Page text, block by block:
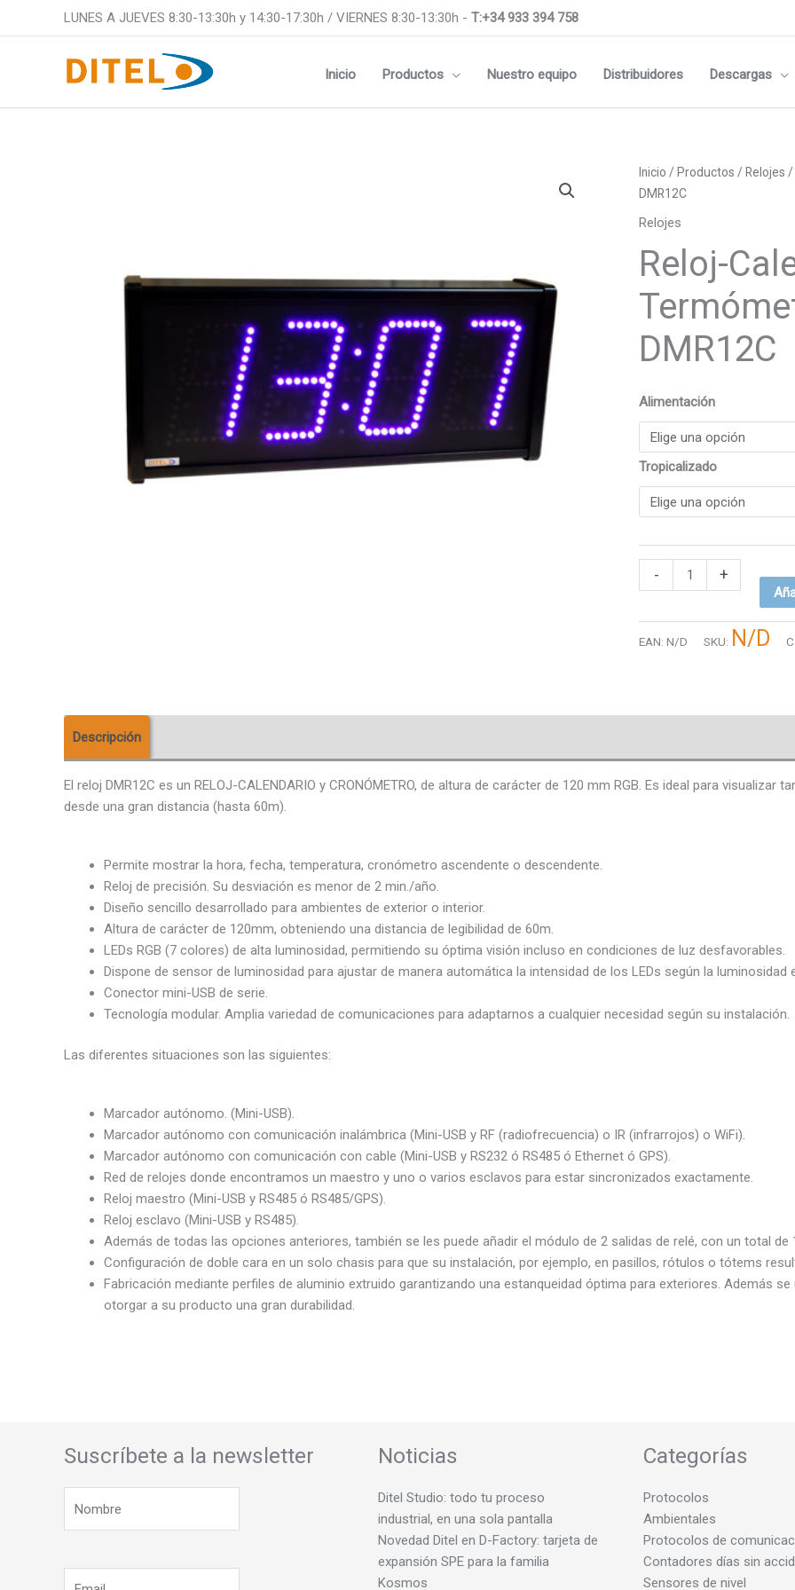
LUNES A JUEVES 8:30-13:30h y 14:30-17:30h / VIERNES 8:30-13:30h - T:+34 933 394 758
Inicio Productos Nuestro equipo Distribuidores Descargas
Inicio / Productos / Relojes /
DMR12C
Relojes
Reloj-
DMR12C
Alimentación
Tropicalizado
-
Reloj-
Calendario-
Cronómetro-
Termómetro
120mm
RGB
DMR12C
cantidad
+
EAN: N/D SKU: N/D
Descripción
El reloj DMR12C es un RELOJ-CALENDARIO y CRONÓMETRO, de altura de carácter de 120 mm RGB. Es ideal para
desde una gran distancia (hasta 60m).
Permite mostrar la hora, fecha, temperatura, cronómetro ascendente o descendente.
Reloj de precisión. Su desviación es menor de 2 min./año.
Diseño sencillo desarrollado para ambientes de exterior o interior.
Altura de carácter de 120mm, obteniendo una distancia de legibilidad de 60m.
LEDs RGB (7 colores) de alta luminosidad, permitiendo su óptima visión incluso en condiciones de luz desfavorables.
Dispone de sensor de luminosidad para ajustar de manera automática la intensidad de los LEDs según la luminosidad
Conector mini-USB de serie.
Tecnología modular. Amplia variedad de comunicaciones para adaptarnos a cualquier necesidad según su instalación.
Las diferentes situaciones son las siguientes:
Marcador autónomo. (Mini-USB).
Marcador autónomo con comunicación inalámbrica (Mini-USB y RF (radiofrecuencia) o IR (infrarrojos) o WiFi).
Marcador autónomo con comunicación con cable (Mini-USB y RS232 ó RS485 ó Ethernet ó GPS).
Red de relojes donde encontramos un maestro y uno o varios esclavos para estar sincronizados exactamente.
Reloj maestro (Mini-USB y RS485 ó RS485/GPS).
Reloj esclavo (Mini-USB y RS485).
Además de todas las opciones anteriores, también se les puede añadir el módulo de 2 salidas de relé, con un total
Configuración de doble cara en un solo chasis para que su instalación, por ejemplo, en pasillos, rótulos o tótems
Fabricación mediante perfiles de aluminio extruido garantizando una estanqueidad óptima para exteriores. Además
otorgar a su producto una gran durabilidad.
Suscríbete a la newsletter Noticias
Ditel Studio: todo tu proceso
industrial, en una sola pantalla
Novedad Ditel en D-Factory: tarjeta de
expansión SPE para la familia
Kosmos
Categorías
Protocolos
Ambientales
Protocolos de
Contadores días sin
Sensores de nivel